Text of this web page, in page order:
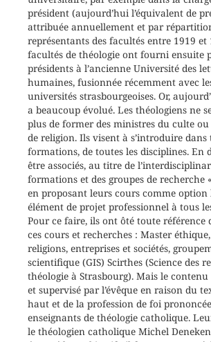
président (aujourd’hui l’équivalent de
attribuée annuellement et par
représentants des facultés entre 1919 et
facultés de théologie ont fourni ensuite
présidents à l’ancienne Université des
humaines, fusionnée récemment avec
universités strasbourgeoises. Or,
a beaucoup évolué. Les théologiens ne
plus de former des ministres du culte ou
de religion. Ils visent à s’introduire dans
formations, de toutes les disciplines. En
être associés, au titre de
formations et des groupes de recherche
en proposant leurs cours comme
élément de projet professionnel à tous
Pour ce faire, ils ont ôté toute référence
ces cours et recherches : Master
religions, entreprises et sociétés,
scientifique (GIS) Scirthes (Science des
théologie à Strasbourg). Mais le
et supervisé par l’évêque en raison du
haut et de la profession de foi
enseignants de théologie catholique.
le théologien catholique Michel